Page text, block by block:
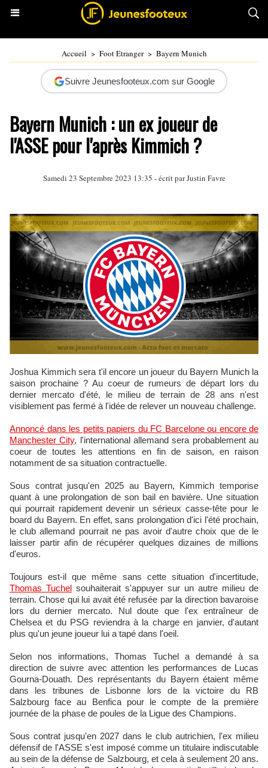
Accueil > Foot Etranger > Bayern Munich
Suivre Jeunesfooteux.com sur Google
Bayern Munich : un ex joueur de
l'ASSE pour l'après Kimmich ?
Samedi 23 Septembre 2023 13:35 - écrit parJustin Favre
Joshua Kimmich sera t'il encore un joueur du Bayern Munich la
saison prochaine ? Au coeur de rumeurs de départ lors du
dernier mercato d'été, le milieu de terrain de 28 ans n'est
visiblement pas fermé à l'idée de relever un nouveau challenge.
Annoncé dans les petits papiers du FC Barcelone ou encore de
Manchester City, l'international allemand sera probablement au
coeur de toutes les attentions en fin de saison, en raison
notamment de sa situation contractuelle.
Sous contrat jusqu'en 2025 au Bayern, Kimmich temporise
quant à une prolongation de son bail en bavière. Une situation
qui pourrait rapidement devenir un sérieux casse-tête pour le
board du Bayern. En effet, sans prolongation d'ici l'été prochain,
le club allemand pourrait ne pas avoir d'autre choix que de le
laisser partir afin de récupérer quelques dizaines de millions
d'euros.
Toujours est-il que même sans cette situation d'incertitude,
Thomas Tuchel souhaiterait s'appuyer sur un autre milieu de
terrain. Chose qui lui avait été refusée par la direction bavaroise
lors du dernier mercato. Nul doute que l'ex entraîneur de
Chelsea et du PSG reviendra à la charge en janvier, d'autant
plus qu'un jeune joueur lui a tapé dans l'oeil.
Selon nos informations, Thomas Tuchel a demandé à sa
direction de suivre avec attention les performances de Lucas
Gourna-Douath. Des représentants du Bayern étaient même
dans les tribunes de Lisbonne lors de la victoire du RB
Salzbourg face au Benfica pour le compte de la première
journée de la phase de poules de la Ligue des Champions.
Sous contrat jusqu'en 2027 dans le club autrichien, l'ex milieu
défensif de l'ASSE s'est imposé comme un titulaire indiscutable
au sein de la défense de Salzbourg, et cela à seulement 20 ans.